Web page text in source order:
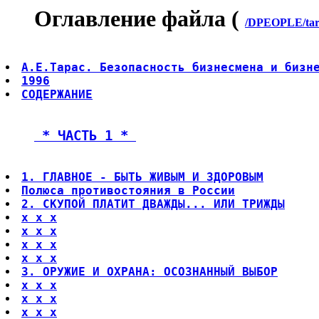
Оглавление файла ( /DPEOPLE/
А.Е.Тарас. Безопасность бизнесмена и
1996
СОДЕРЖАНИЕ
* ЧАСТЬ 1 *
1. ГЛАВНОЕ - БЫТЬ ЖИВЫМ И ЗДОРОВЫМ
Полюса противостояния в России
2. СКУПОЙ ПЛАТИТ ДВАЖДЫ... ИЛИ ТРИЖДЫ
x x x
x x x
x x x
x x x
3. ОРУЖИЕ И ОХРАНА: ОСОЗНАННЫЙ ВЫБОР
x x x
x x x
x x x